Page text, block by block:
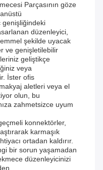
Parçasının göze
genişliğindeki
düzenleyici,
şekilde uyacak
ve genişletilebilir
geliştikçe
veya
İster ofis
aletleri veya el
olun, bu
zahmetsizce uyum
konnektörler,
karmaşık
ortadan kaldırır.
bir sorun yaşamadan
düzenleyicinizi